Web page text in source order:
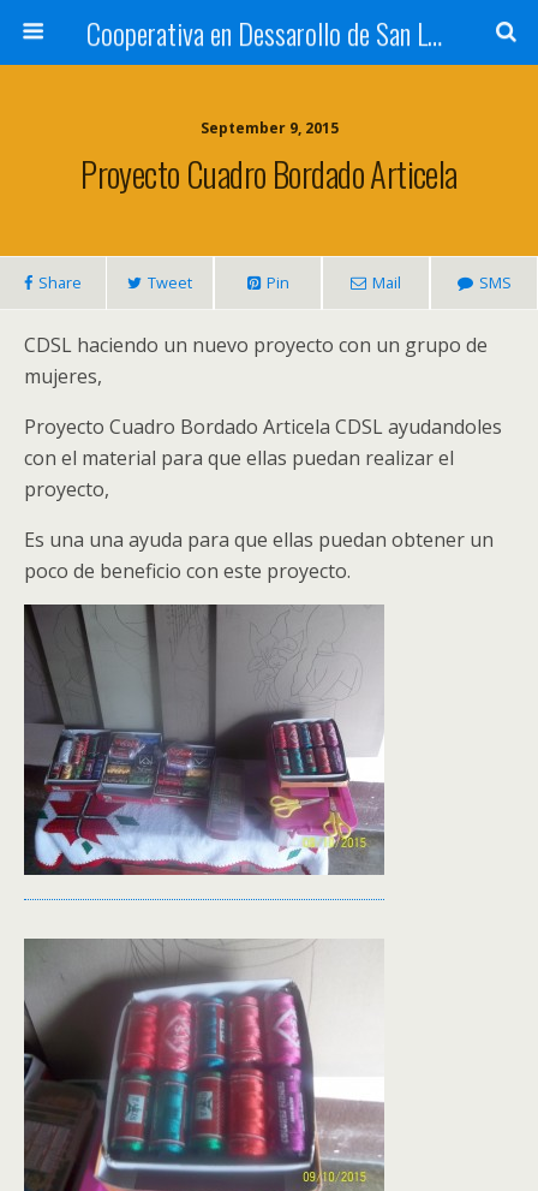
Cooperativa en Dessarollo de San Luis
September 9, 2015
Proyecto Cuadro Bordado Articela
Share Tweet Pin Mail SMS
CDSL haciendo un nuevo proyecto con un grupo de
mujeres,
Proyecto Cuadro Bordado Articela CDSL ayudandoles
con el material para que ellas puedan realizar el
proyecto,
Es una una ayuda para que ellas puedan obtener un
poco de beneficio con este proyecto.